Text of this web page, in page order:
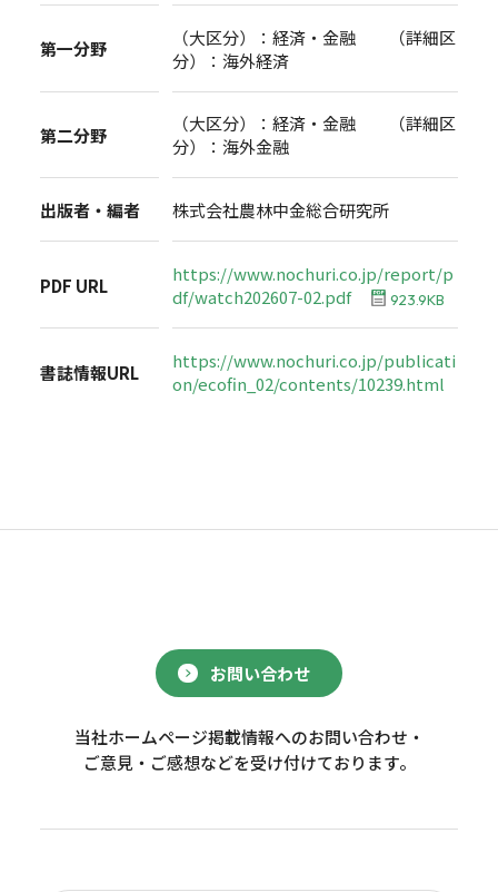
第一分野
（大区分）：経済・金融 （詳細区
分）：海外経済
第二分野
（大区分）：経済・金融 （詳細区
分）：海外金融
出版者・編者 株式会社農林中金総合研究所
PDF URL
https://www.nochuri.co.jp/report/p
df/watch202607-02.pdf
923.9KB
書誌情報URL
https://www.nochuri.co.jp/publicati
on/ecofin_02/contents/10239.html
お問い合わせ
当社ホームページ掲載情報へのお問い合わせ・
ご意見・ご感想などを受け付けております。